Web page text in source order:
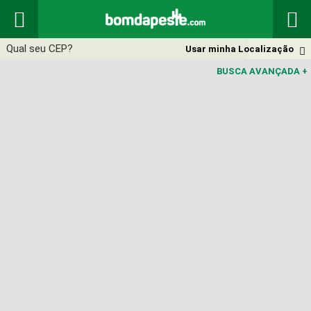
 

Usar minha Localização
BUSCA AVANÇADA +